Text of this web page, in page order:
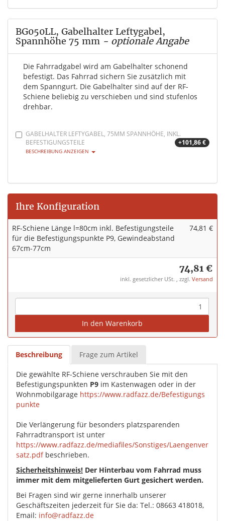
BG050LL, Gabelhalter Leftygabel,
Spannhöhe 75 mm - optionale Angabe
Die Fahrradgabel wird am Gabelhalter schonend
befestigt. Das Fahrrad sichern Sie zusätzlich mit
dem Spanngurt. Die Gabelhalter sind auf der RF-
Schiene beliebig zu verschieben und sind stufenlos
drehbar.
GABELHALTER LEFTYGABEL, 75MM SPANNHÖHE, INKL.
BEFESTIGUNGSTEILE
+101,86 €
BESCHREIBUNG ANZEIGEN
Ihre Konfiguration
RF-Schiene Länge l=80cm inkl. Befestigungsteile
für die Befestigungspunkte P9, Gewindeabstand
67cm-77cm
74,81 €
74,81 €
inkl. gesetzlicher USt. , zzgl. Versand
In den Warenkorb
Beschreibung Frage zum Artikel
Die gewählte RF-Schiene verschrauben Sie mit den
Befestigungspunkten P9 im Kastenwagen oder in der
Wohnmobilgarage https://www.radfazz.de/Befestigungs
punkte
Die Verlängerung für besonders platzsparenden
Fahrradtransport ist unter
https://www.radfazz.de/mediafiles/Sonstiges/Laengenver
satz.pdfbeschrieben.
Sicherheitshinweis! Der Hinterbau vom Fahrrad muss
immer mit dem mitgelieferten Gurt gesichert werden.
Bei Fragen sind wir gerne innerhalb unserer
Geschäftszeiten jederzeit für Sie da: Tel.: 08663 418018,
Email: info@radfazz.de